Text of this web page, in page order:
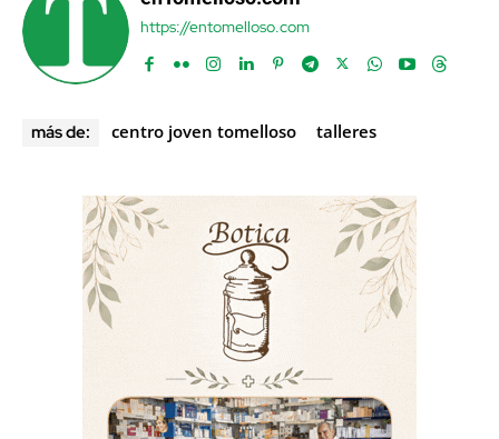
https://entomelloso.com
más de: centro joven tomelloso talleres